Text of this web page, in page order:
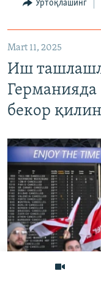
Ўртоқлашинг
Mart 11, 2025
Иш
Германияда
бекор